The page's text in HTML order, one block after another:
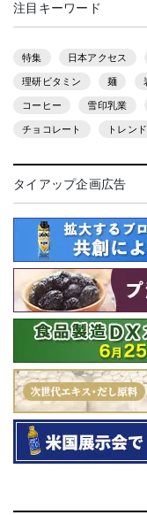
注目キーワード
特集 日本アクセス
理研ビタミン 麺
コーヒー 雪印乳業
チョコレート トレンド
タイアップ企画広告